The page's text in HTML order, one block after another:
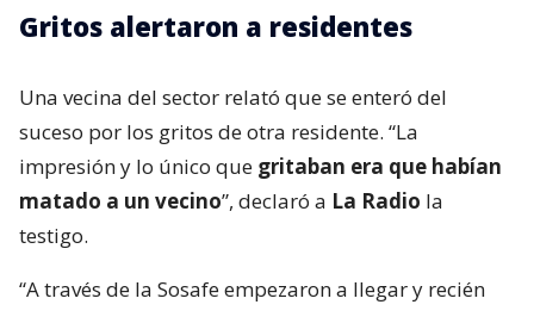
Gritos alertaron a residentes
Una vecina del sector relató que se enteró del
suceso por los gritos de otra residente. “La
impresión y lo único que gritaban era que habían
matado a un vecino”, declaró a La Radio la
testigo.
“A través de la Sosafe empezaron a llegar y recién